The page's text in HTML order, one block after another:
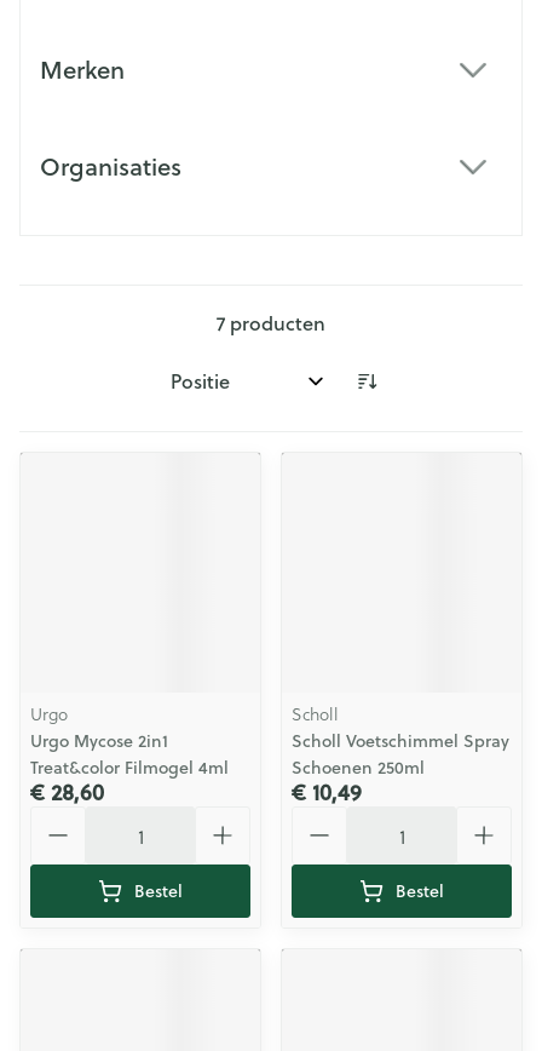
Merken
Organisaties
7 producten
Sorteer op:
Urgo
Urgo Mycose 2in1
Treat&color Filmogel 4ml
€ 28,60
Bestel
Scholl
Scholl Voetschimmel Spray
Schoenen 250ml
€ 10,49
Bestel